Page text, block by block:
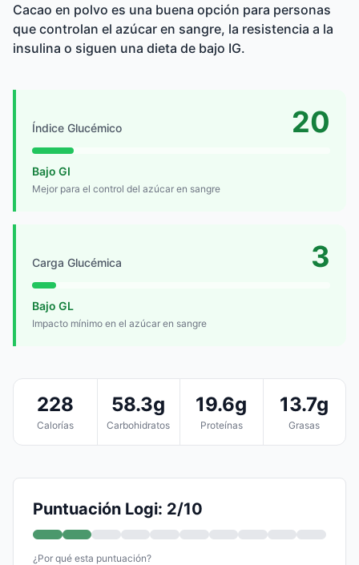
Cacao en polvo es una buena opción para personas
que controlan el azúcar en sangre, la resistencia a la
insulina o siguen una dieta de bajo IG.
Índice Glucémico 20
Bajo GI
Mejor para el control del azúcar en sangre
Carga Glucémica 3
Bajo GL
Impacto mínimo en el azúcar en sangre
228
Calorías
58.3g
Carbohidratos
19.6g
Proteínas
13.7g
Grasas
Puntuación Logi: 2/10
¿Por qué esta puntuación?